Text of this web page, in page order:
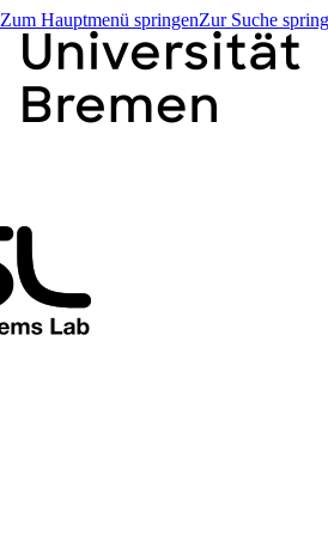
Zum Hauptmenü springenZur Suche